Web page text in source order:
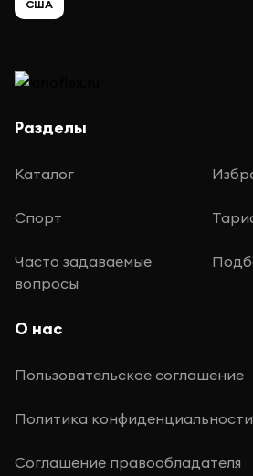
США
Разделы
Каталог
Спорт
Часто задаваемые
вопросы
О нас
Пользовательское соглашение
Политика конфиденциальности
Соглашение правообладателя